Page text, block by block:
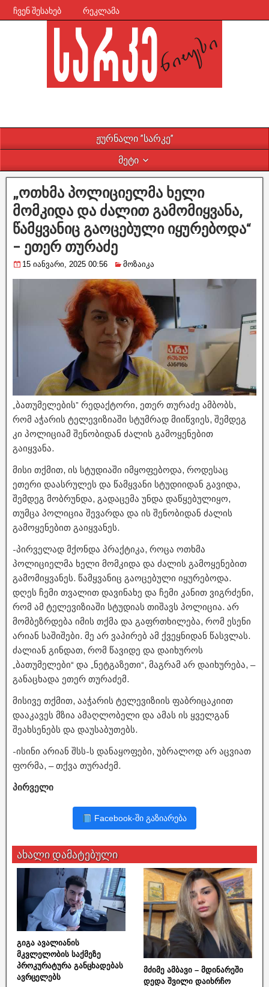
ჩვენ შესახებ რეკლამა
ჟურნალი ”სარკე”
მეტი
„ოთხმა პოლიციელმა ხელი
მომკიდა და ძალით გამომიყვანა,
წამყვანიც გაოცებული იყურებოდა“
– ეთერ თურაძე
15 იანვარი, 2025 00:56 მოზაიკა
„ბათუმელების” რედაქტორი, ეთერ თურაძე ამბობს,
რომ აჭარის ტელევიზიაში სტუმრად მიიწვიეს, შემდეგ
კი პოლიციამ შენობიდან ძალის გამოყენებით
გაიყვანა.
მისი თქმით, ის სტუდიაში იმყოფებოდა, როდესაც
ეთერი დაასრულეს და წამყვანი სტუდიიდან გავიდა,
შემდეგ მობრუნდა, გადაცემა უნდა დაწყებულიყო,
თუმცა პოლიცია შევარდა და ის შენობიდან ძალის
გამოყენებით გაიყვანეს.
-პირველად მქონდა პრაქტიკა, როცა ოთხმა
პოლიციელმა ხელი მომკიდა და ძალის გამოყენებით
გამომიყვანეს. წამყვანიც გაოცებული იყურებოდა.
დღეს ჩემი თვალით დავინახე და ჩემი კანით ვიგრძენი,
რომ ამ ტელევიზიაში სტუდიას თიშავს პოლიცია. არ
მომბეზრდება იმის თქმა და გაფრთხილება, რომ ესენი
არიან საშიშები. მე არ ვაპირებ ამ ქვეყნიდან წასვლას.
ძალიან გინდათ, რომ წავიდე და დაიხუროს
„ბათუმელები“ და „ნეტგაზეთი“, მაგრამ არ დაიხურება, –
განაცხადა ეთერ თურაძემ.
მისივე თქმით, ააჭარის ტელევიზიის ფაბრიცაკიით
დააკავეს მზია ამაღლობელი და ამას ის ყველგან
შეახსენებს და დაუსაბუთებს.
-ისინი არიან შსს-ს დანაყოფები, უბრალოდ არ აცვიათ
ფორმა, – თქვა თურაძემ.
პირველი
Facebook-ში გაზიარება
ახალი დამატებული
გიგა ავალიანის
მკვლელობის საქმეზე
პროკურატურა განცხადებას
ავრცელებს
მძიმე ამბავი – მდინარეში
დედა შვილი დაიხრჩო